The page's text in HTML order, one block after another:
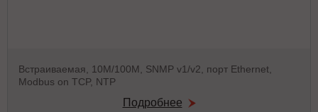
Встраиваемая, 10М/100М, SNMP v1/v2, порт Ethernet,
Modbus on TCP, NTP
Подробнее